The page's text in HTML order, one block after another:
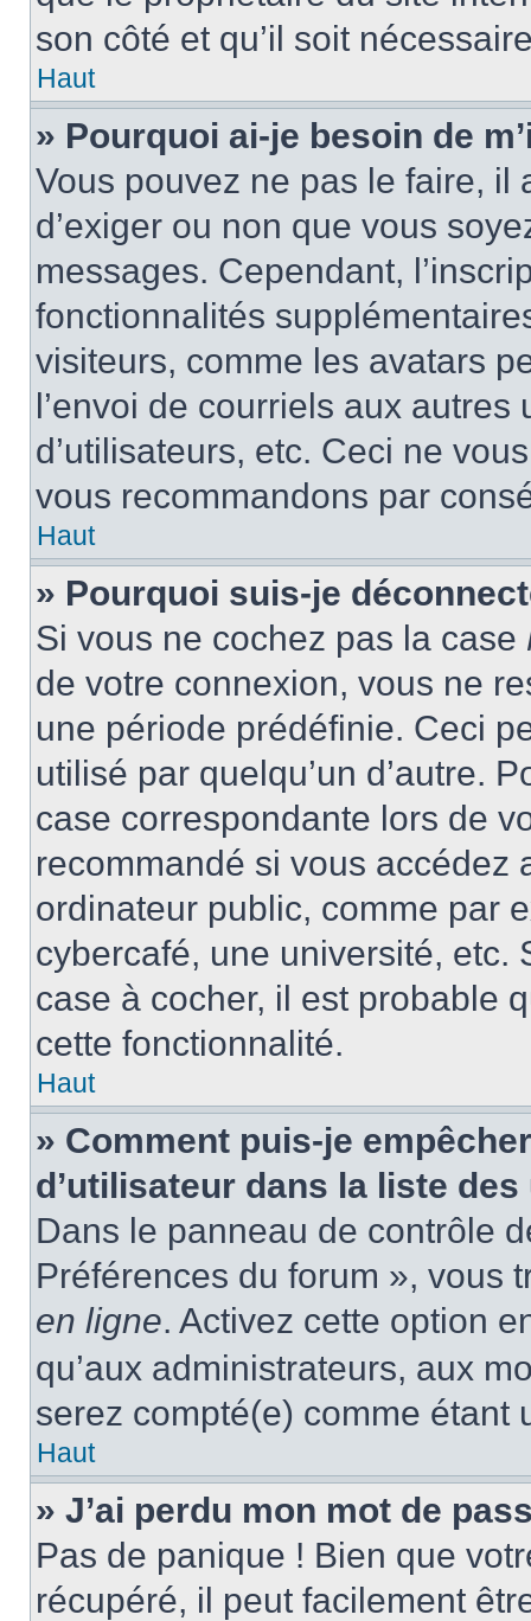
son côté et qu’il soit
Haut
» Pourquoi ai-je besoin de
Vous pouvez ne pas le faire, il
d’exiger ou non que vous
messages. Cependant,
fonctionnalités
visiteurs, comme les avatars
l’envoi de courriels aux
d’utilisateurs, etc. Ceci ne
vous recommandons par
Haut
» Pourquoi suis-je
Si vous ne cochez pas la case
de votre connexion, vous ne
une période prédéfinie. Ceci
utilisé par quelqu’un d’autre.
case correspondante lors de
recommandé si vous accédez
ordinateur public, comme par
cybercafé, une université, etc.
case à cocher, il est probable
cette fonctionnalité.
Haut
» Comment puis-je
d’utilisateur dans la liste
Dans le panneau de contrôle
Préférences du forum », vous
en ligne. Activez cette option
qu’aux administrateurs, aux
serez compté(e) comme étant
Haut
» J’ai perdu mon mot de
Pas de panique ! Bien que
récupéré, il peut facilement